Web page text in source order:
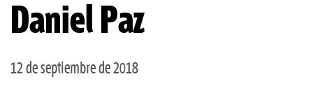
Daniel Paz
12 de septiembre de 2018